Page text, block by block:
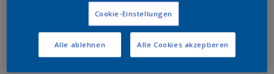
Verpackungseinheit
RAL
Glänzend
Struktur
Cookie-Einstellungen
Alle ablehnen Alle Cookies akzeptieren